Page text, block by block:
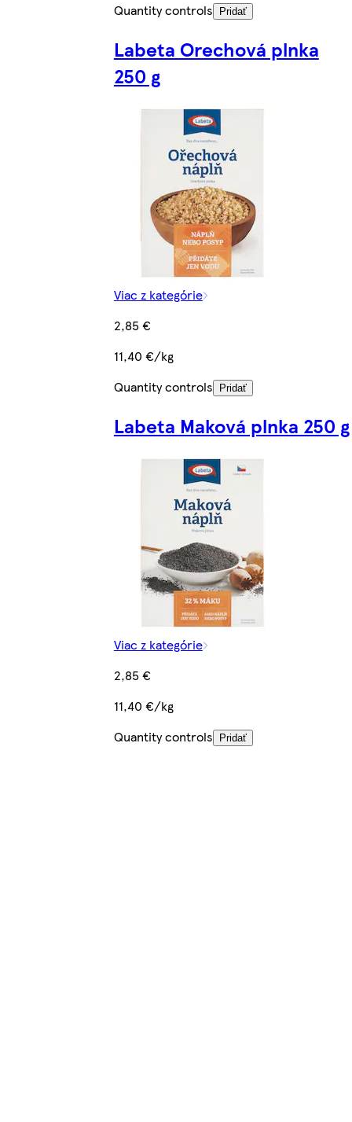
Quantity controls
Pridať
Labeta Orechová plnka
250 g
Viac z kategórie
2,85 €
11,40 €/kg
Quantity controls
Pridať
Labeta Maková plnka 250 g
Viac z kategórie
2,85 €
11,40 €/kg
Quantity controls
Pridať